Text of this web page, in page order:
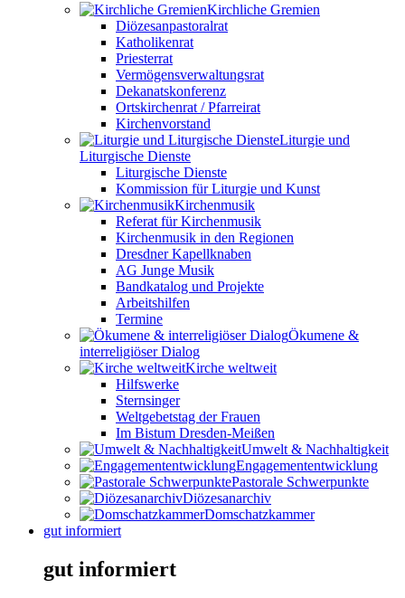
Kirchliche Gremien
Diözesanpastoralrat
Katholikenrat
Priesterrat
Vermögensverwaltungsrat
Dekanatskonferenz
Ortskirchenrat / Pfarreirat
Kirchenvorstand
Liturgie und
Liturgische Dienste
Liturgische Dienste
Kommission für Liturgie und Kunst
Kirchenmusik
Referat für Kirchenmusik
Kirchenmusik in den Regionen
Dresdner Kapellknaben
AG Junge Musik
Bandkatalog und Projekte
Arbeitshilfen
Termine
Ökumene &
interreligiöser Dialog
Kirche weltweit
Hilfswerke
Sternsinger
Weltgebetstag der Frauen
Im Bistum Dresden-Meißen
Umwelt & Nachhaltigkeit
Engagemententwicklung
Pastorale Schwerpunkte
Diözesanarchiv
Domschatzkammer
gut informiert
gut informiert